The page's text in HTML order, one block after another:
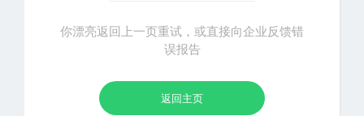
你漂亮返回上一页重试，或直接向企业反馈错
误报告
返回主页